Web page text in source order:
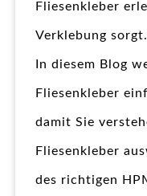
Fliesenkleber
Verklebung sorgt.
In diesem Blog
Fliesenkleber
damit Sie
Fliesenkleber
des richtigen